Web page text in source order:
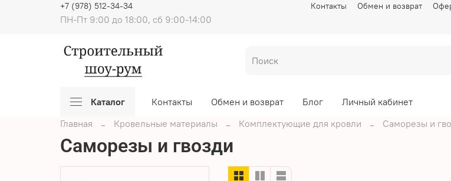
Контакты Обмен и возврат
ПН-Пт 9:00 до 18:00, сб 9:00-14:00
+7 (978) 512-34-34
Каталог Контакты Обмен и возврат Блог
Личный кабинет
Главная
Кровельные материалы Комплектующие для кровли Саморезы и
Саморезы и гвозди